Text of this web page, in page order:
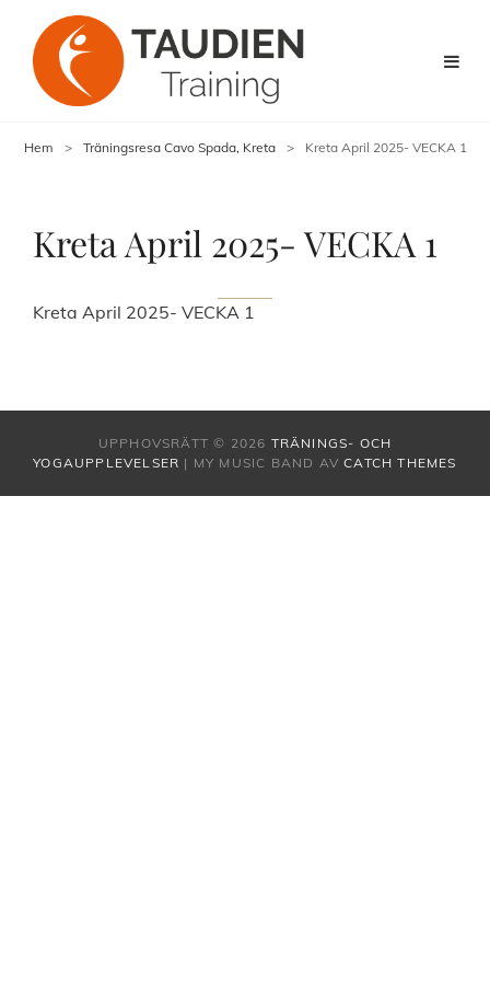
Hem > Träningsresa Cavo Spada, Kreta > Kreta April 2025- VECKA 1
Kreta April 2025- VECKA 1
Kreta April 2025- VECKA 1
UPPHOVSRÄTT © 2026 TRÄNINGS- OCH
YOGAUPPLEVELSER | MY MUSIC BAND AVCATCH THEMES